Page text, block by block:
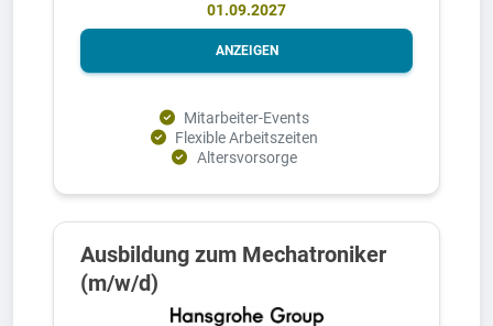
01.09.2027
ANZEIGEN
Mitarbeiter-Events
Flexible Arbeitszeiten
Altersvorsorge
Ausbildung zum Mechatroniker
(m/w/d)